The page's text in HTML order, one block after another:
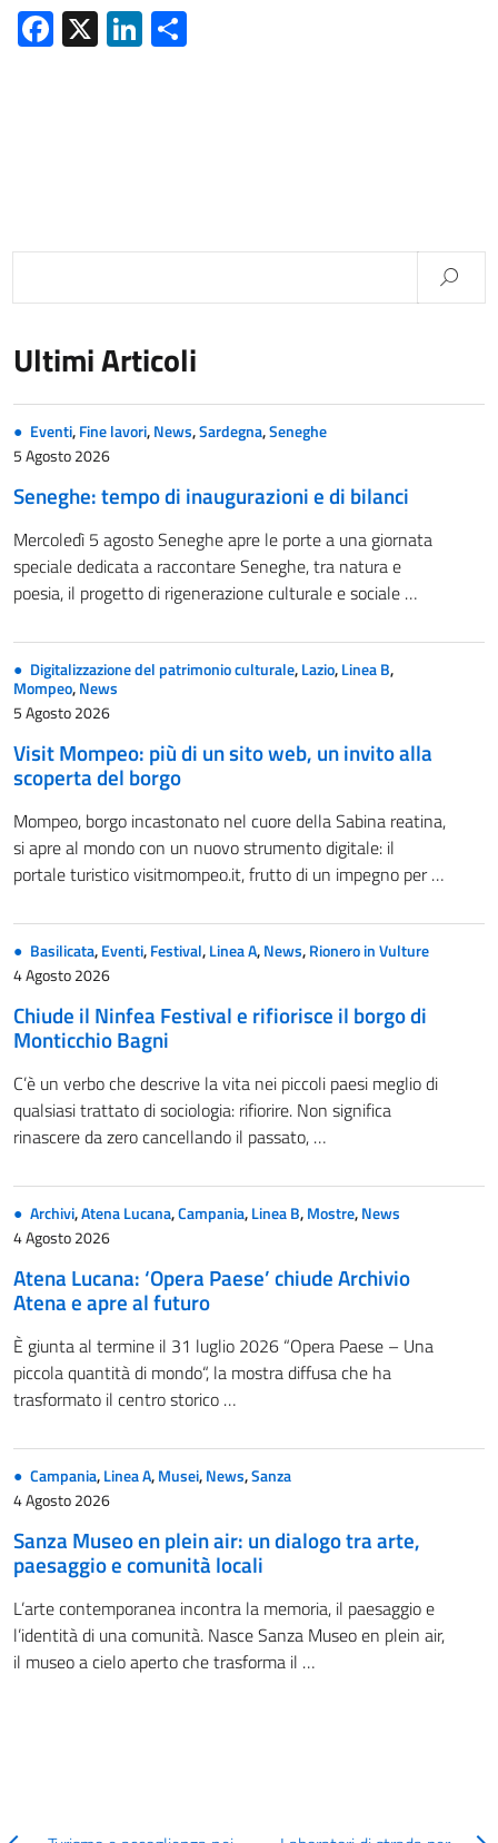
Facebook
X LinkedIn
Ultimi Articoli
Eventi,Fine lavori,News,Sardegna,Seneghe
5 Agosto 2026
Seneghe: tempo di inaugurazioni e di bilanci
Mercoledì 5 agosto Seneghe apre le porte a una giornata
speciale dedicata a raccontare Seneghe, tra natura e
poesia, il progetto di rigenerazione culturale e sociale …
Digitalizzazione del patrimonio culturale,Lazio,Linea B,
Mompeo,News
5 Agosto 2026
Visit Mompeo: più di un sito web, un invito alla
scoperta del borgo
Mompeo, borgo incastonato nel cuore della Sabina reatina,
si apre al mondo con un nuovo strumento digitale: il
portale turistico visitmompeo.it, frutto di un impegno per …
Basilicata,Eventi,Festival,Linea A,News,Rionero in Vulture
4 Agosto 2026
Chiude il Ninfea Festival e rifiorisce il borgo di
Monticchio Bagni
C’è un verbo che descrive la vita nei piccoli paesi meglio di
qualsiasi trattato di sociologia: rifiorire. Non significa
rinascere da zero cancellando il passato, …
Archivi,Atena Lucana,Campania,Linea B,Mostre,News
4 Agosto 2026
Atena Lucana: ‘Opera Paese’ chiude Archivio
Atena e apre al futuro
È giunta al termine il 31 luglio 2026 “Opera Paese – Una
piccola quantità di mondo“, la mostra diffusa che ha
trasformato il centro storico …
Campania,Linea A,Musei,News,Sanza
4 Agosto 2026
Sanza Museo en plein air: un dialogo tra arte,
paesaggio e comunità locali
L’arte contemporanea incontra la memoria, il paesaggio e
l’identità di una comunità. Nasce Sanza Museo en plein air,
il museo a cielo aperto che trasforma il …